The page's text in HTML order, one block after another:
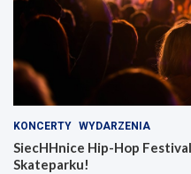
KONCERTY WYDARZENIA
SiecHHnice Hip-Hop
Skateparku!